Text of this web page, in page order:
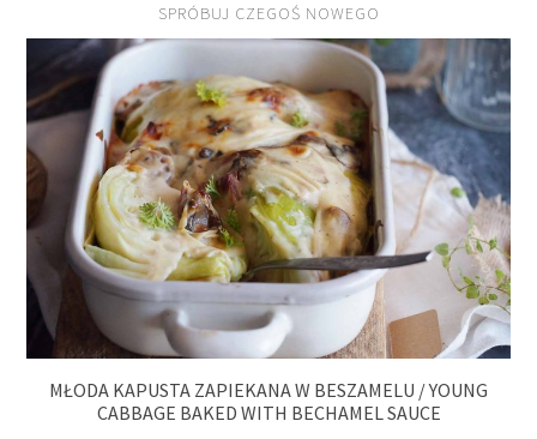
SPRÓBUJ CZEGOŚ NOWEGO
MŁODA KAPUSTA ZAPIEKANA W BESZAMELU / YOUNG
CABBAGE BAKED WITH BECHAMEL SAUCE